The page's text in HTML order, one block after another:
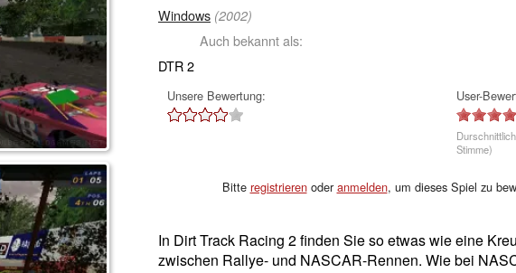
Windows (2002)
Auch bekannt als:
DTR 2
Unsere Bewertung: User-
Stimme)
Bitte registrierenoderanmelden, um dieses Spiel zu
In Dirt Track Racing 2 finden Sie so etwas wie eine
zwischen Rallye- und NASCAR-Rennen. Wie bei